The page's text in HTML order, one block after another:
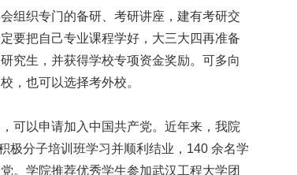
组织专门的备研、考研讲座，建有考研交
要把自己专业课程学好，大三大四再准备
究生，并获得学校专项资金奖励。可多向
，也可以选择考外校。
可以申请加入中国共产党。近年来，我院
极分子培训班学习并顺利结业，140 余名学
。学院推荐优秀学生参加武汉工程大学团